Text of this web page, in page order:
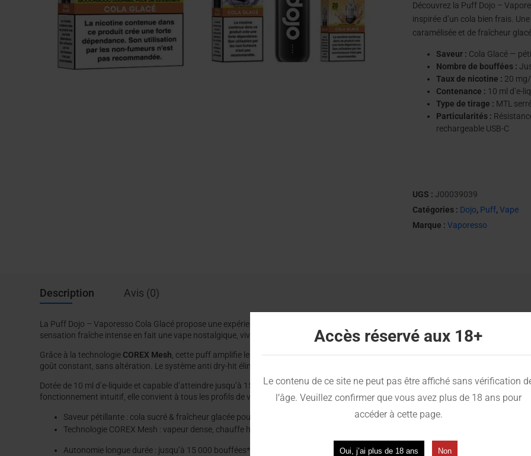
Découvrez la Puff Dojo –
inspirée d’un cola bien frais.
caramélisée et de fraîcheur
Saveur : Cola Glacé —
Nombre de bouffées :
Taux de nicotine : 20
Contenance : 10 ml d’e-
Type de tirage : MTL
Particularités :
rechargeable USB-C
UGS :J00039039
Catégories : Dojo, Puff,Vape
Marque :Vaporesso
Description Avis (0)
La Puff Dojo – Vaporesso Cola Glacé propose une expérience pétillante et gourmande rappelant une gorgée de cola glacé. Son goût
sensation fraîche intense en fait une vape nostalgique, vive et terriblement agréable.
Grâce à la technologie COREX Mesh , cette puff amplifie les notes pétillantes du cola tout en assurant une chauffe uniforme. La
goût constant, sans altération. Le système anti dry-hit élimine tout risque de brûlé, offrant une expérience fluide et maîtrisée.
Dotée de 10 ml d’e-liquide et capable d’atteindre jusqu’à 15 000 bouffées*, la Puff Dojo Cola Glacé assure une autonomie idéale pour
fonctionnement intuitif, elle convient à tous les profils de vapoteurs, des débutants aux confirmés.
Saveur pétillante : cola sucré & fraîcheur glacée pour une vape désaltérante
Technologie COREX Mesh : vapeur dense, chauffe homogène, arômes intensifiés
Autonomie longue durée : jusqu’à 15 000 bouffées*
Accès réservé aux 18+
Le contenu de ce site ne peut pas être affiché sans vérification
l’âge. Veuillez confirmer que vous avez plus de 18 ans pour
accéder à cette page.
Oui, j’ai plus de 18 ans Non